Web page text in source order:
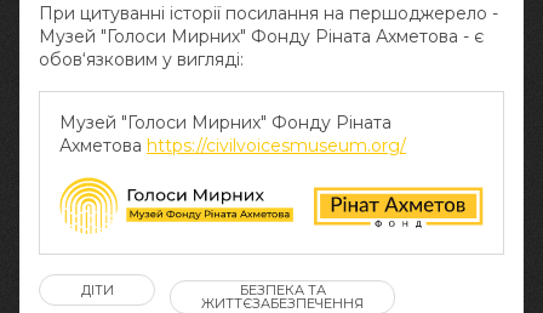
При цитуванні історії посилання на першоджерело -
Музей "Голоси Мирних" Фонду Ріната Ахметова - є
обов‘язковим у вигляді:
Музей "Голоси Мирних" Фонду Ріната
Ахметова https://civilvoicesmuseum.org/
ДІТИ БЕЗПЕКА ТА
ЖИТТЄЗАБЕЗПЕЧЕННЯ